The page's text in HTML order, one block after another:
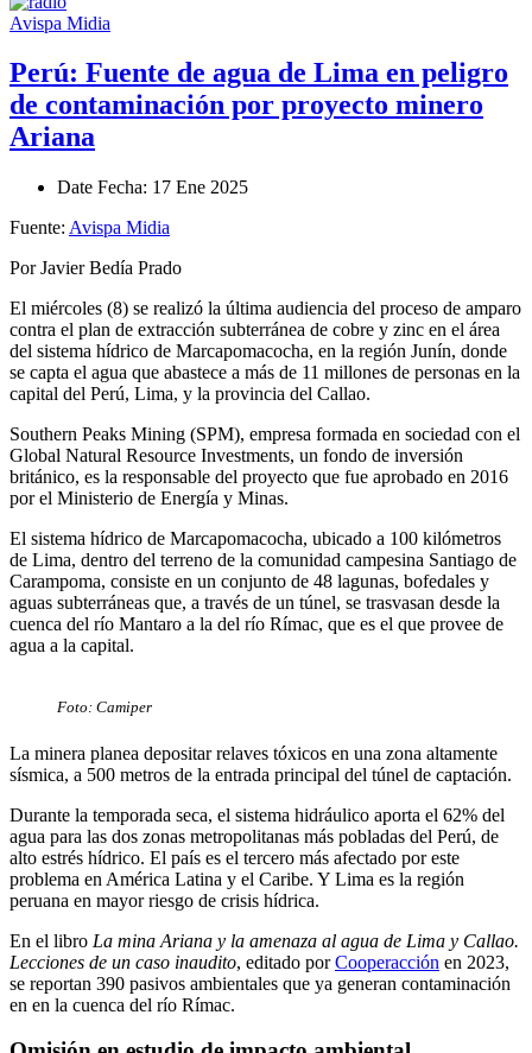
Avispa Midia
Perú: Fuente de agua de Lima en peligro
de contaminación por proyecto minero
Ariana
Date Fecha: 17 Ene 2025
Fuente: Avispa Midia
Por Javier Bedía Prado
El miércoles (8) se realizó la última audiencia del proceso de amparo
contra el plan de extracción subterránea de cobre y zinc en el área
del sistema hídrico de Marcapomacocha, en la región Junín, donde
se capta el agua que abastece a más de 11 millones de personas en la
capital del Perú, Lima, y la provincia del Callao.
Southern Peaks Mining (SPM), empresa formada en sociedad con el
Global Natural Resource Investments, un fondo de inversión
británico, es la responsable del proyecto que fue aprobado en 2016
por el Ministerio de Energía y Minas.
El sistema hídrico de Marcapomacocha, ubicado a 100 kilómetros
de Lima, dentro del terreno de la comunidad campesina Santiago de
Carampoma, consiste en un conjunto de 48 lagunas, bofedales y
aguas subterráneas que, a través de un túnel, se trasvasan desde la
cuenca del río Mantaro a la del río Rímac, que es el que provee de
agua a la capital.
Foto: Camiper
La minera planea depositar relaves tóxicos en una zona altamente
sísmica, a 500 metros de la entrada principal del túnel de captación.
Durante la temporada seca, el sistema hidráulico aporta el 62% del
agua para las dos zonas metropolitanas más pobladas del Perú, de
alto estrés hídrico. El país es el tercero más afectado por este
problema en América Latina y el Caribe. Y Lima es la región
peruana en mayor riesgo de crisis hídrica.
En el libro La mina Ariana y la amenaza al agua de Lima y Callao.
Lecciones de un caso inaudito, editado porCooperacción en 2023,
se reportan 390 pasivos ambientales que ya generan contaminación
en en la cuenca del río Rímac.